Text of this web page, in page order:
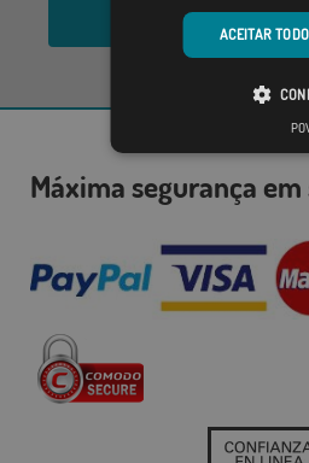
Máxima segurança
ACEITAR